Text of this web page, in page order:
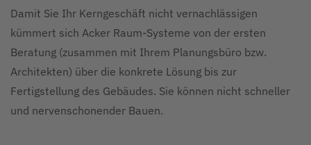
Damit Sie Ihr Kerngeschäft nicht vernachlässigen
kümmert sich Acker Raum-Systeme von der ersten
Beratung (zusammen mit Ihrem Planungsbüro bzw.
Architekten) über die konkrete Lösung bis zur
Fertigstellung des Gebäudes. Sie können nicht schneller
und nervenschonender Bauen.